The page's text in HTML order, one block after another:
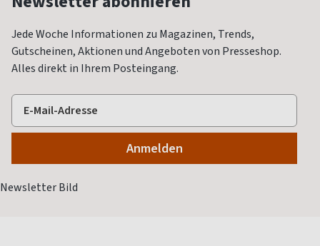
Jede Woche Informationen zu Magazinen, Trends,
Gutscheinen, Aktionen und Angeboten von Presseshop.
Alles direkt in Ihrem Posteingang.